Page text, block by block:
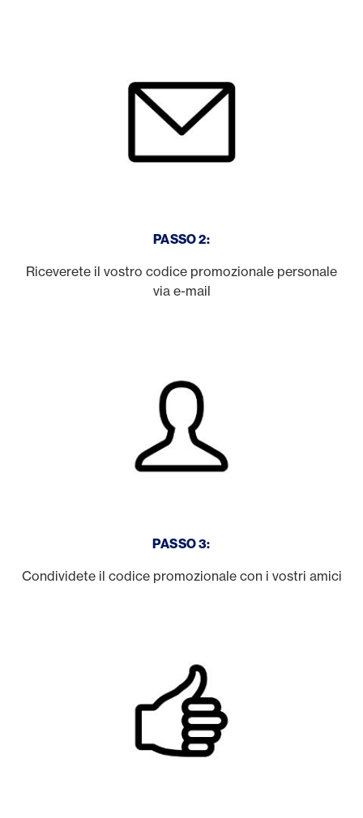
PASSO 2:
Riceverete il vostro codice promozionale personale
via e-mail
PASSO 3:
Condividete il codice promozionale con i vostri amici